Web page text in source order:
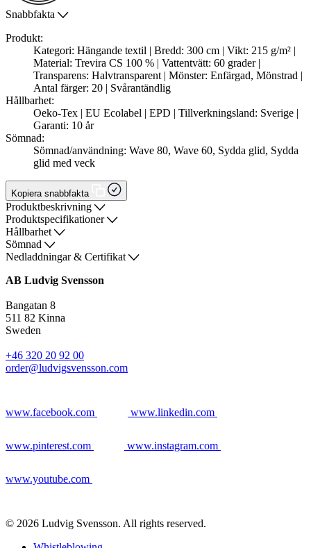
Snabbfakta
Produkt:
Kategori: Hängande textil | Bredd: 300 cm | Vikt: 215 g/m² |
Material: Trevira CS 100 % | Vattentvätt: 60 grader |
Transparens: Halvtransparent | Mönster: Enfärgad, Mönstrad |
Antal färger: 20 | Svårantändlig
Hållbarhet:
Oeko-Tex | EU Ecolabel | EPD | Tillverkningsland: Sverige |
Garanti: 10 år
Sömnad:
Sömnad/användning: Wave 80, Wave 60, Sydda glid, Sydda
glid med veck
Kopiera snabbfakta
Produktbeskrivning
Produktspecifikationer
Hållbarhet
Sömnad
Nedladdningar & Certifikat
AB Ludvig Svensson
Bangatan 8
511 82 Kinna
Sweden
+46 320 20 92 00
order@ludvigsvensson.com
www.facebook.com www.linkedin.com
www.pinterest.com www.instagram.com
www.youtube.com
© 2026 Ludvig Svensson. All rights reserved.